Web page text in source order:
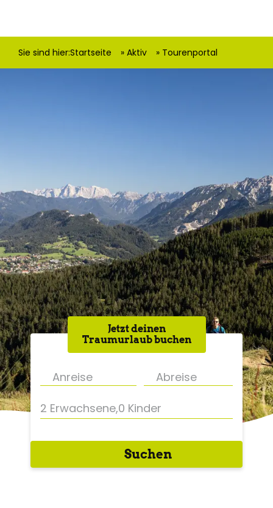
Sie sind hier:Startseite Aktiv Tourenportal
Jetzt deinen
Traumurlaub buchen
2 Erwachsene,0 Kinder
Suchen